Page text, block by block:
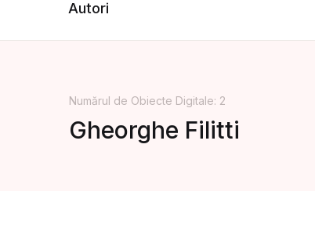
Autori
Numărul de Obiecte Digitale: 2
Gheorghe Filitti